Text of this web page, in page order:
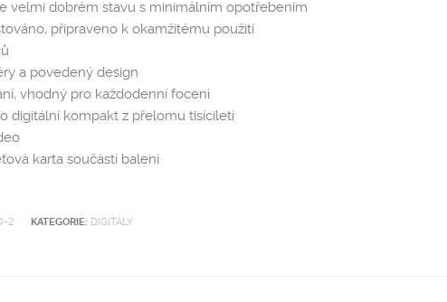
velmi dobrém stavu s minimálním opotřebením
připraveno k okamžitému použití
a povedený design
vhodný pro každodenní focení
digitální kompakt z přelomu tisíciletí
karta součástí balení
2 KATEGORIE: DIGITÁLY